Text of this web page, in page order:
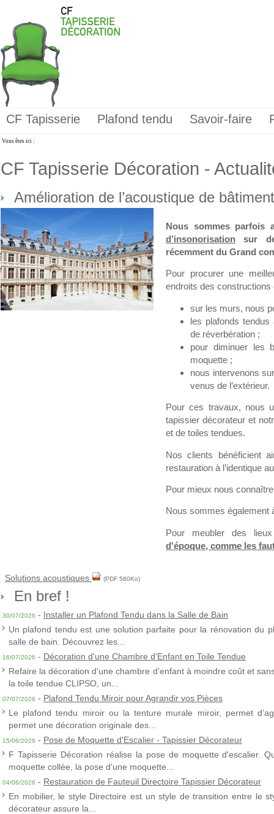
CF Tapisserie Plafond tendu Savoir-faire
Vous êtes ici :
CF Tapisserie Décoration -
Amélioration de l’acoustique de
Nous sommes parfois
d’insonorisation sur
récemment du Grand
Pour procurer une
endroits des
sur les murs, nous
les plafonds tendus
de réverbération ;
pour diminuer les
moquette ;
nous intervenons
venus de l’extérieur.
Pour ces travaux, nous
tapissier décorateur et
et de toiles tendues.
Nos clients bénéficient
restauration à l’identique
Pour mieux nous
Nous sommes également
Pour meubler des
d'époque, comme les
Solutions acoustiques (PDF 580Ko)
En bref !
30/07/2026 - Installer un Plafond Tendu dans la Salle de Bain
Un plafond tendu est une solution parfaite pour la rénovation du
salle de bain. Découvrez les...
16/07/2026 - Décoration d'une Chambre d'Enfant en Toile Tendue
Refaire la décoration d’une chambre d’enfant à moindre coût et
la toile tendue CLIPSO, un...
07/07/2026 - Plafond Tendu Miroir pour Agrandir vos Pièces
Le plafond tendu miroir ou la tenture murale miroir, permet
permet une décoration originale des...
15/06/2026 - Pose de Moquette d'Escalier - Tapissier Décorateur
F Tapisserie Décoration réalise la pose de moquette d'escalier.
moquette collée, la pose d'une moquette...
04/06/2026 - Restauration de Fauteuil Directoire Tapissier Décorateur
En mobilier, le style Directoire est un style de transition entre le
décorateur assure la...